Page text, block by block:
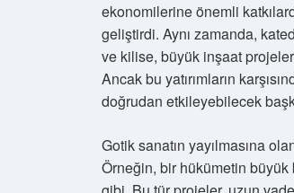
ekonomilerine önemli
geliştirdi. Aynı zamanda,
ve kilise, büyük inşaat
Ancak bu yatırımların
doğrudan etkileyebilecek
Gotik sanatın yayılmasına
Örneğin, bir hükümetin büyük